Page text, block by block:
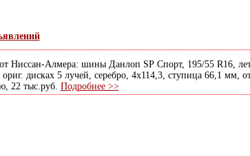
Ниссан-Алмера: шины Данлоп SP Спорт, 195/55 R16,
дисках 5 лучей, серебро, 4х114,3, ступица 66,1 мм,
22 тыс.руб. Подробнее >>